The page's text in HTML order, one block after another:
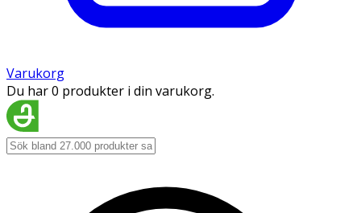
Varukorg
Du har 0 produkter i din varukorg.